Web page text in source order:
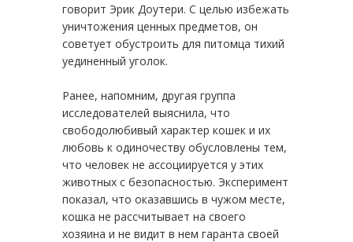
говорит Эрик Доутери. С целью избежать
уничтожения ценных предметов, он
советует обустроить для питомца тихий
уединенный уголок.
Ранее, напомним, другая группа
исследователей выяснила, что
свободолюбивый характер кошек и их
любовь к одиночеству обусловлены тем,
что человек не ассоциируется у этих
животных с безопасностью. Эксперимент
показал, что оказавшись в чужом месте,
кошка не рассчитывает на своего
хозяина и не видит в нем гаранта своей